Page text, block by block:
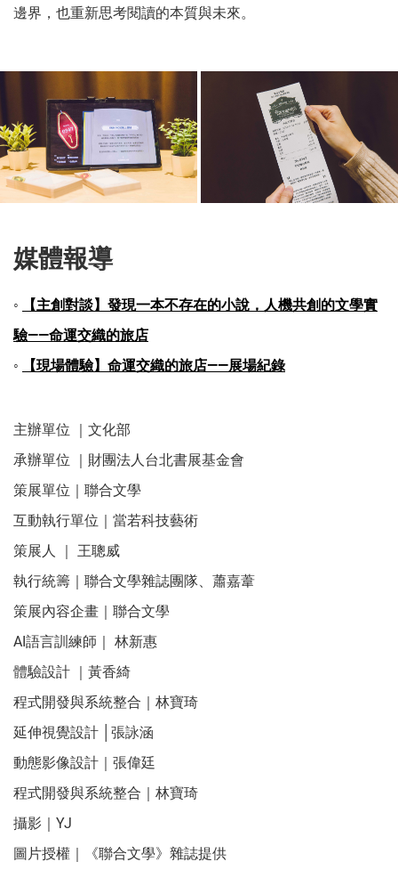
邊界，也重新思考閱讀的本質與未來。
媒體報導
◦
【主創對談】發現一本不存在的小說，人機共創的文學實
驗——命運交織的旅店
◦
【現場體驗】命運交織的旅店——展場紀錄
主辦單位 ｜文化部
承辦單位 ｜財團法人台北書展基金會
策展單位｜聯合文學
互動執行單位｜當若科技藝術
策展人 ｜ 王聰威
執行統籌｜聯合文學雜誌團隊、蕭嘉葦
策展內容企畫｜聯合文學
AI語言訓練師｜ 林新惠
體驗設計 ｜黃香綺
程式開發與系統整合｜林寶琦
延伸視覺設計 │張詠涵
動態影像設計｜張偉廷
程式開發與系統整合｜林寶琦
攝影｜YJ
圖片授權｜《聯合文學》雜誌提供